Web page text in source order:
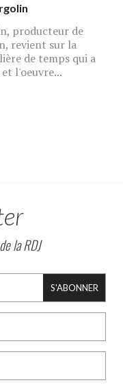
producteur de
revient sur la
de temps qui a
l'oeuvre...
la RDJ
S'ABONNER